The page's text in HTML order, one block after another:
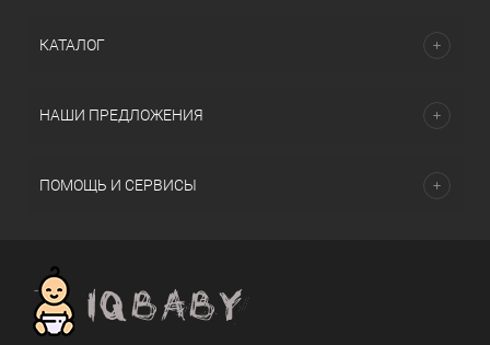
КАТАЛОГ
НАШИ ПРЕДЛОЖЕНИЯ
ПОМОЩЬ И СЕРВИСЫ